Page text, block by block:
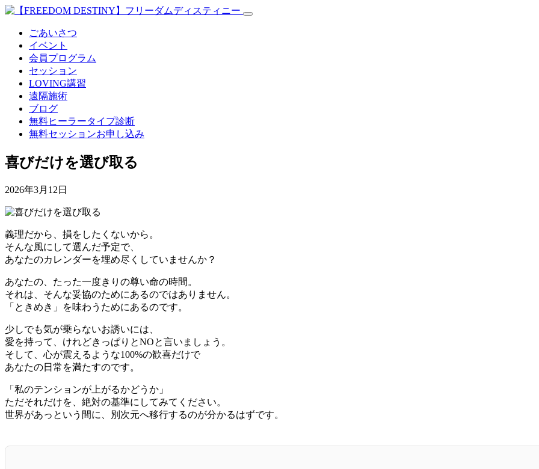
ごあいさつ
イベント
会員プログラム
セッション
LOVING講習
遠隔施術
ブログ
無料ヒーラータイプ診断
無料セッションお申し込み
喜びだけを選び取る
2026年3月12日
義理だから、損をしたくないから。
そんな風にして選んだ予定で、
あなたのカレンダーを埋め尽くしていませんか？
あなたの、たった一度きりの尊い命の時間。
それは、そんな妥協のためにあるのではありません。
「ときめき」を味わうためにあるのです。
少しでも気が乗らないお誘いには、
愛を持って、けれどきっぱりとNOと言いましょう。
そして、心が震えるような100%の歓喜だけで
あなたの日常を満たすのです。
「私のテンションが上がるかどうか」
ただそれだけを、絶対の基準にしてみてください。
世界があっという間に、別次元へ移行するのが分かるはずです。